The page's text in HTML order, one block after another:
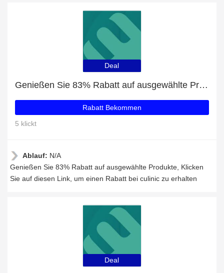
Deal
Genießen Sie 83% Rabatt auf ausgewählte Produkte
Rabatt Bekommen
5 klickt
Ablauf: N/A
Genießen Sie 83% Rabatt auf ausgewählte Produkte, Klicken
Sie auf diesen Link, um einen Rabatt bei culinic zu erhalten
Deal